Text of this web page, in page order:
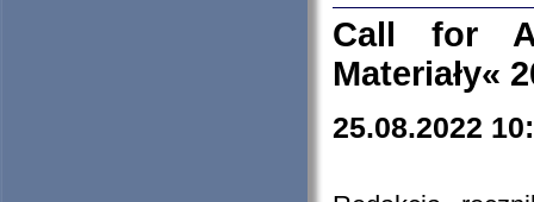
Call for
Materiały«
25.08.2022